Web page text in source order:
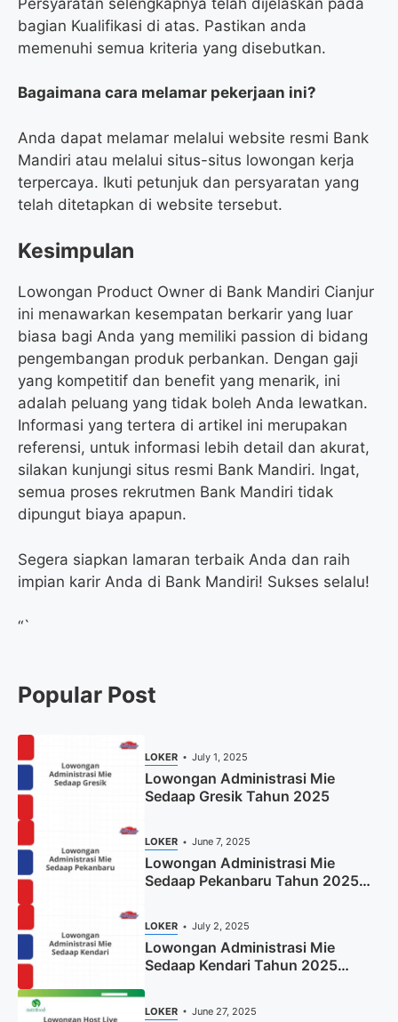
bagian Kualifikasi di atas. Pastikan anda
memenuhi semua kriteria yang disebutkan.
Bagaimana cara melamar pekerjaan ini?
Anda dapat melamar melalui website resmi Bank
Mandiri atau melalui situs-situs lowongan kerja
terpercaya. Ikuti petunjuk dan persyaratan yang
telah ditetapkan di website tersebut.
Kesimpulan
Lowongan Product Owner di Bank Mandiri Cianjur
ini menawarkan kesempatan berkarir yang luar
biasa bagi Anda yang memiliki passion di bidang
pengembangan produk perbankan. Dengan gaji
yang kompetitif dan benefit yang menarik, ini
adalah peluang yang tidak boleh Anda lewatkan.
Informasi yang tertera di artikel ini merupakan
referensi, untuk informasi lebih detail dan akurat,
silakan kunjungi situs resmi Bank Mandiri. Ingat,
semua proses rekrutmen Bank Mandiri tidak
dipungut biaya apapun.
Segera siapkan lamaran terbaik Anda dan raih
impian karir Anda di Bank Mandiri! Sukses selalu!
“`
Popular Post
LOKER July 1, 2025
Lowongan Administrasi Mie
Sedaap Gresik Tahun 2025
LOKER June 7, 2025
Lowongan Administrasi Mie
Sedaap Pekanbaru Tahun 2025
LOKER July 2, 2025
Lowongan Administrasi Mie
Sedaap Kendari Tahun 2025
LOKER June 27, 2025